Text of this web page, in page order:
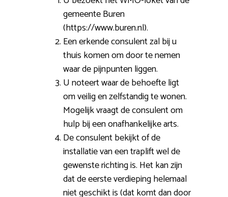
gemeente Buren
(https://www.buren.nl).
Een erkende consulent zal bij u
thuis komen om door te nemen
waar de pijnpunten liggen.
U noteert waar de behoefte ligt
om veilig en zelfstandig te wonen.
Mogelijk vraagt de consulent om
hulp bij een onafhankelijke arts.
De consulent bekijkt of de
installatie van een traplift wel de
gewenste richting is. Het kan zijn
dat de eerste verdieping helemaal
niet geschikt is (dat komt dan door